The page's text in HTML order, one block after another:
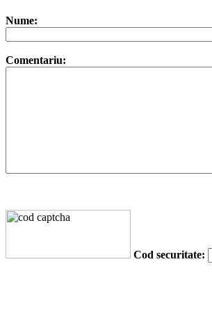
Nume:
Comentariu:
Cod securitate: